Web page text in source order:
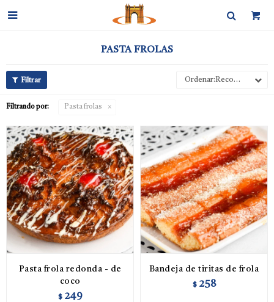

PASTA FROLAS
Recomendados
Filtrando por: Pasta frolas
Pasta frola redonda - de
coco
$ 249
Bandeja de tiritas de frola
$ 258